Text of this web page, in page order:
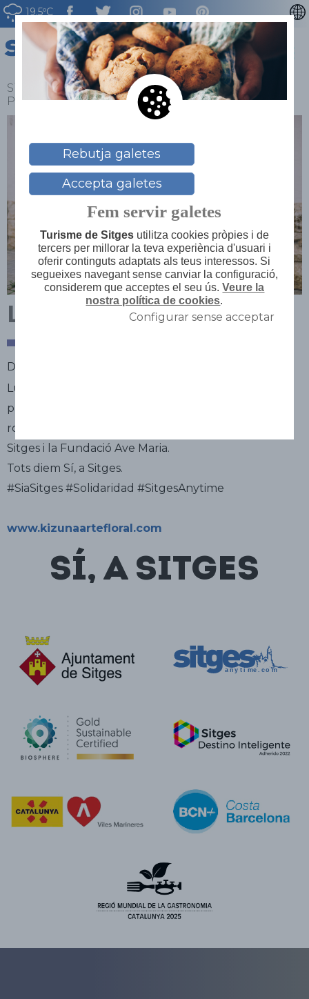
19.5ºC
ENGLISH
ESPAÑOL
FRANÇAIS
Sitges > Explora > Testimonis i amfitrions >
Persones > Luis Rotili
Luis Rotili
Dissenyador floral
Luis Rotili, dissenyador floral a Kizuna Floral Art i
professor d'Ikebana (art floral japonès), va donar 350
roses de Sant Jordi a l'Hospital Sant Joan Baptista de
Sitges i la Fundació Ave Maria.
Tots diem Sí, a Sitges.
#SiaSitges #Solidaridad #SitgesAnytime
www.kizunaartefloral.com
Sí, a Sitges
Rebutja galetes
Accepta galetes
Fem servir galetes
Turisme de Sitgesutilitza cookies pròpies i de
tercers per millorar la teva experiència d'usuari i
oferir continguts adaptats als teus interessos. Si
segueixes navegant sense canviar la configuració,
considerem que acceptes el seu ús.Veure la
nostra política de cookies.
Configurar sense acceptar